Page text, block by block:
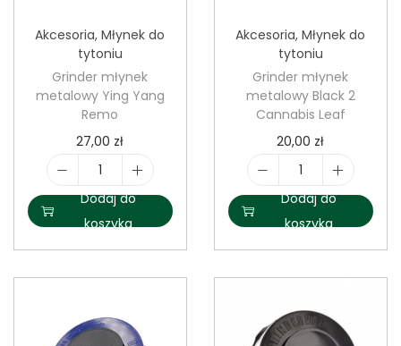
Akcesoria,Młynek do
tytoniu
Grinder młynek
metalowy Ying Yang
Remo
27,00 zł
l
o
ś
ć
r
Dodaj do
koszyka
Akcesoria,Młynek do
tytoniu
Grinder młynek
metalowy Black 2
Cannabis Leaf
20,00 zł
l
o
ś
ć
G
r
Dodaj do
koszyka